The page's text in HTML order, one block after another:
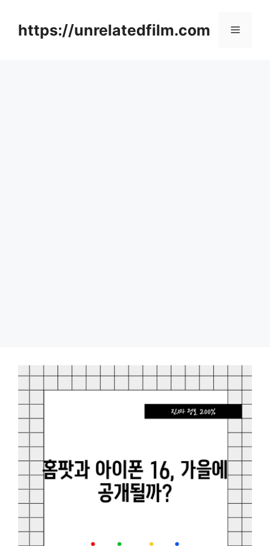
contenthttps://unrelatedfilm.com Menu